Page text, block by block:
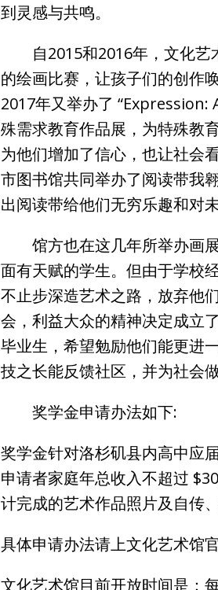
到灵感与共鸣。
自2015和2016年，文化艺
的绘画比赛，让孩子们的创作
2017年又举办了
殊需求教育作品展，为特殊教
为他们增加了信心，也让社会
市图书馆共同举办了阅读带我
出阅读带给他们无穷乐趣和对
馆方也在这几年所举办画展
面有天赋的学生。但由于学校
不止步深造艺术之路，放弃他
会，利益大众的精神决定成立
毕业生，希望勉励他们能更进
技之长能反馈社区，并为社会
奖学金申请办法如下:
奖学金针对洛杉矶县内高中应
申请者家庭年总收入不超过
计完成的艺术作品照片及自传
具体申请办法请上文化艺术馆
文化艺术馆目前开放时间是：